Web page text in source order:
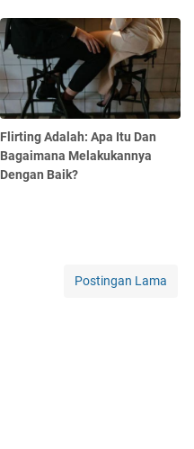
Flirting Adalah: Apa Itu Dan
Bagaimana Melakukannya
Dengan Baik?
Postingan Lama